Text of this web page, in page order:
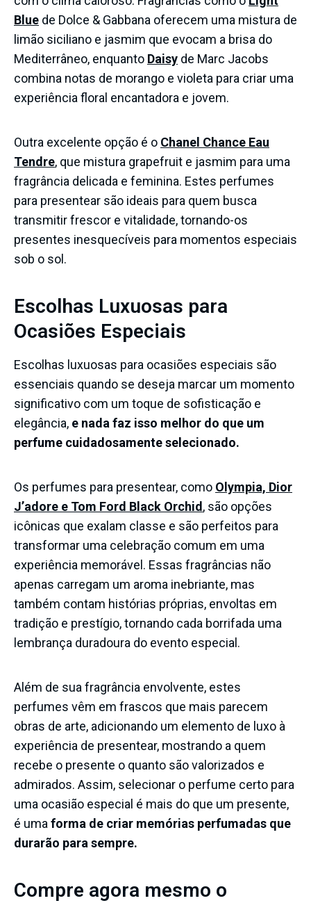
Blue de Dolce & Gabbana oferecem uma mistura de
limão siciliano e jasmim que evocam a brisa do
Mediterrâneo, enquanto Daisy de Marc Jacobs
combina notas de morango e violeta para criar uma
experiência floral encantadora e jovem.
Outra excelente opção é o Chanel Chance Eau
Tendre, que mistura grapefruit e jasmim para uma
fragrância delicada e feminina. Estes perfumes
para presentear são ideais para quem busca
transmitir frescor e vitalidade, tornando-os
presentes inesquecíveis para momentos especiais
sob o sol.
Escolhas Luxuosas para
Ocasiões Especiais
Escolhas luxuosas para ocasiões especiais são
essenciais quando se deseja marcar um momento
significativo com um toque de sofisticação e
elegância, e nada faz isso melhor do que um
perfume cuidadosamente selecionado.
Os perfumes para presentear, como Olympia, Dior
J’adore e Tom Ford Black Orchid, são opções
icônicas que exalam classe e são perfeitos para
transformar uma celebração comum em uma
experiência memorável. Essas fragrâncias não
apenas carregam um aroma inebriante, mas
também contam histórias próprias, envoltas em
tradição e prestígio, tornando cada borrifada uma
lembrança duradoura do evento especial.
Além de sua fragrância envolvente, estes
perfumes vêm em frascos que mais parecem
obras de arte, adicionando um elemento de luxo à
experiência de presentear, mostrando a quem
recebe o presente o quanto são valorizados e
admirados. Assim, selecionar o perfume certo para
uma ocasião especial é mais do que um presente,
é umaforma de criar memórias perfumadas que
durarão para sempre.
Compre agora mesmo o